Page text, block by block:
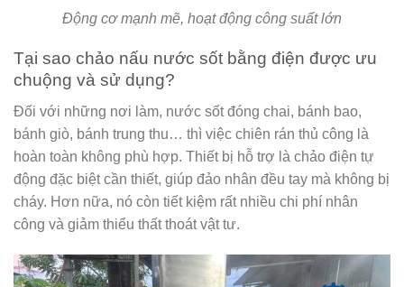
Động cơ mạnh mẽ, hoạt động công suất lớn
Tại sao chảo nấu nước sốt bằng điện được ưu
chuộng và sử dụng?
Đối với những nơi làm, nước sốt đóng chai, bánh bao,
bánh giò, bánh trung thu… thì việc chiên rán thủ công là
hoàn toàn không phù hợp. Thiết bị hỗ trợ là chảo điện tự
động đặc biệt cần thiết, giúp đảo nhân đều tay mà không bị
cháy. Hơn nữa, nó còn tiết kiệm rất nhiều chi phí nhân
công và giảm thiểu thất thoát vật tư.